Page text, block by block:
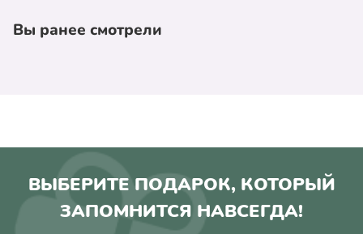
Вы ранее смотрели
ВЫБЕРИТЕ ПОДАРОК, КОТОРЫЙ
ЗАПОМНИТСЯ НАВСЕГДА!